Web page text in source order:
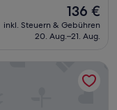
Der
Preis
beträgt
136 €
inkl. Steuern & Gebühren
20. Aug.–21. Aug.